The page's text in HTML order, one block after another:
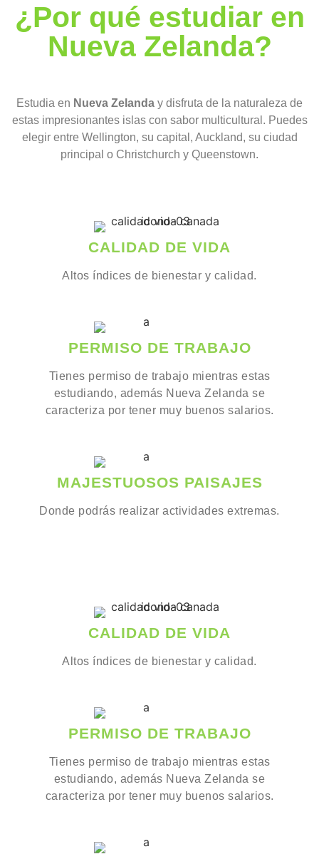
¿Por qué estudiar en
Nueva Zelanda?
Estudia en Nueva Zelanda y disfruta de la naturaleza de
estas impresionantes islas con sabor multicultural. Puedes
elegir entre Wellington, su capital, Auckland, su ciudad
principal o Christchurch y Queenstown.
CALIDAD DE VIDA
Altos índices de bienestar y calidad.
PERMISO DE TRABAJO
Tienes permiso de trabajo mientras estas
estudiando, además Nueva Zelanda se
caracteriza por tener muy buenos salarios.
MAJESTUOSOS PAISAJES
Donde podrás realizar actividades extremas.
CALIDAD DE VIDA
Altos índices de bienestar y calidad.
PERMISO DE TRABAJO
Tienes permiso de trabajo mientras estas
estudiando, además Nueva Zelanda se
caracteriza por tener muy buenos salarios.